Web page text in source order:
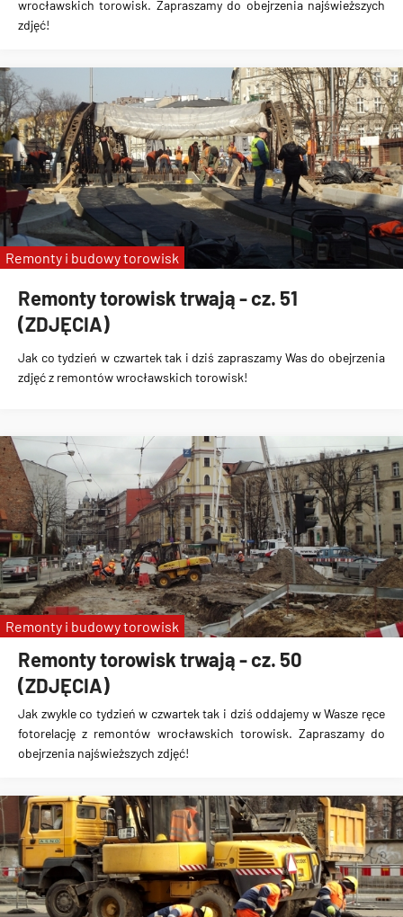
wrocławskich torowisk. Zapraszamy do obejrzenia najświeższych
zdjęć!
Remonty torowisk trwają - cz. 51
(ZDJĘCIA)
Jak co tydzień w czwartek tak i dziś zapraszamy Was do obejrzenia
zdjęć z remontów wrocławskich torowisk!
Remonty i budowy torowisk
Remonty torowisk trwają - cz. 50
(ZDJĘCIA)
Jak zwykle co tydzień w czwartek tak i dziś oddajemy w Wasze ręce
fotorelację z remontów wrocławskich torowisk. Zapraszamy do
obejrzenia najświeższych zdjęć!
Remonty i budowy torowisk